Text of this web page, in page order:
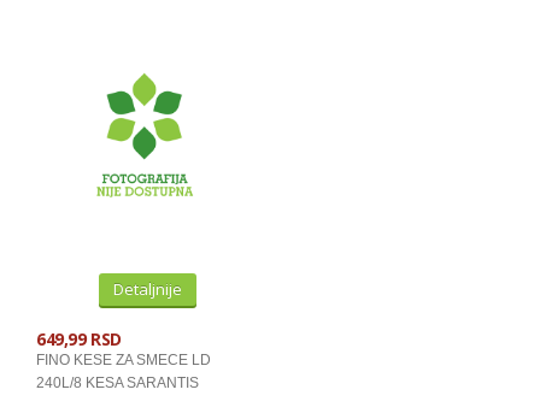
Detaljnije
649,99 RSD
FINO KESE ZA SMECE LD
240L/8 KESA SARANTIS